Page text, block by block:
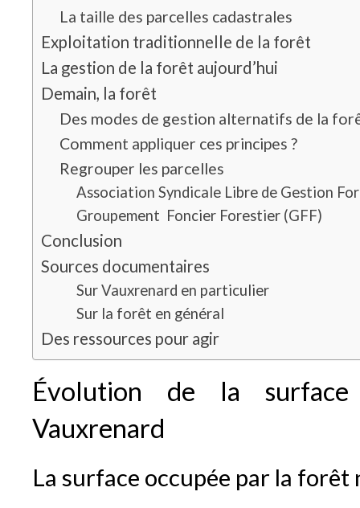
La taille des parcelles cadastrales
Exploitation traditionnelle de la forêt
La gestion de la forêt aujourd’hui
Demain, la forêt
Des modes de gestion alternatifs de la
Comment appliquer ces principes ?
Regrouper les parcelles
Association Syndicale Libre de Gestion
Groupement Foncier Forestier (GFF)
Conclusion
Sources documentaires
Sur Vauxrenard en particulier
Sur la forêt en général
Des ressources pour agir
Évolution de la
Vauxrenard
La surface occupée par la forêt